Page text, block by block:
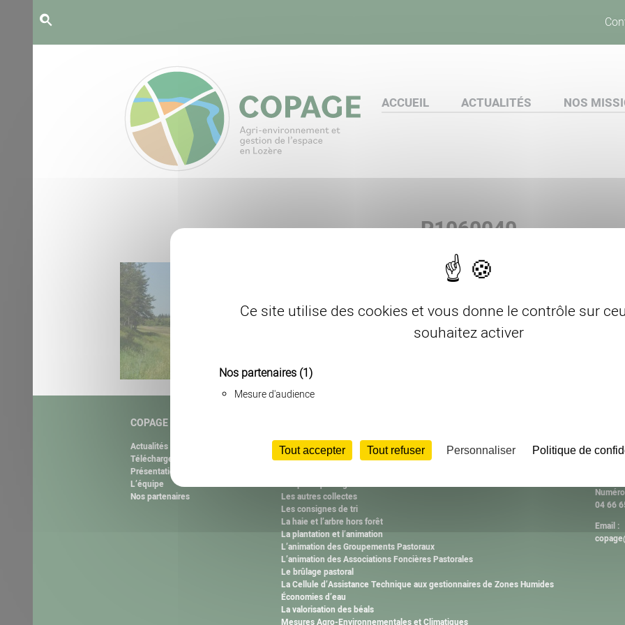
Ce site utilise des cookies et vous donne le contrôle sur
souhaitez activer
Nos partenaires (1)
Mesure d'audience
Tout accepter Tout refuser Personnaliser Politique de
ACCUEIL ACTUALITÉS NOS
P1060040
COPAGE
Actualités
Téléchargement
Présentation de l’association
L’équipe
Nos partenaires
Natura 2000
Agrifaune
Les plastiques agricoles
Les autres collectes
Les consignes de tri
La haie et l’arbre hors forêt
La plantation et l’animation
L’animation des Groupements Pastoraux
L’animation des Associations Foncières Pastorales
Le brûlage pastoral
La Cellule d’Assistance Technique aux gestionnaires de Zones Humides
Économies d’eau
La valorisation des béals
Mesures Agro-Environnementales et Climatiques
04 66
Email :